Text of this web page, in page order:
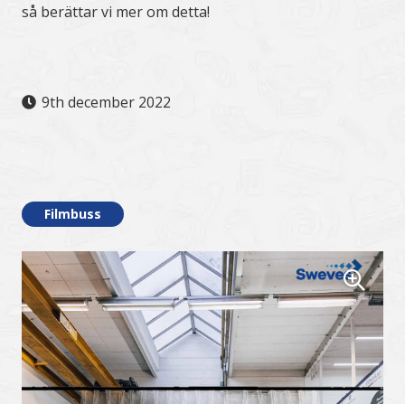
så berättar vi mer om detta!
9th december 2022
Filmbuss